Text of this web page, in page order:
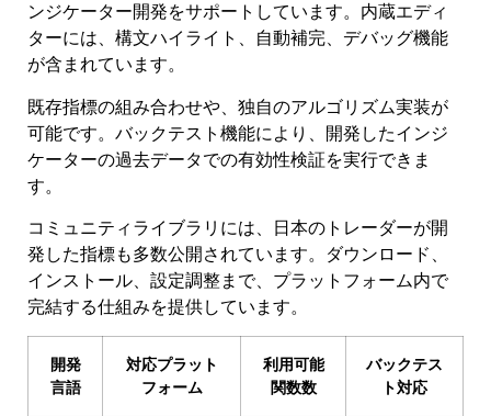
ンジケーター開発をサポートしています。内蔵エディ
ターには、構文ハイライト、自動補完、デバッグ機能
が含まれています。
既存指標の組み合わせや、独自のアルゴリズム実装が
可能です。バックテスト機能により、開発したインジ
ケーターの過去データでの有効性検証を実行できま
す。
コミュニティライブラリには、日本のトレーダーが開
発した指標も多数公開されています。ダウンロード、
インストール、設定調整まで、プラットフォーム内で
完結する仕組みを提供しています。
開発
言語
対応プラット
フォーム
利用可能
関数数
バックテス
ト対応